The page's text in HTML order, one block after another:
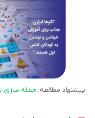
پیشنهاد مطالعه: جمله سازی